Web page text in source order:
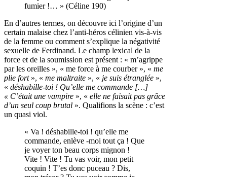
fumier !… » (Céline 190)
En d’autres termes, on découvre ici l’origine d’un
certain malaise chez l’anti-héros célinien vis-à-vis
de la femme ou comment s’explique la négativité
sexuelle de Ferdinand. Le champ lexical de la
force et de la soumission est présent : « m’agrippe
par les oreilles », « me force à me courber », « me
plie fort», « me maltraite », « je suis étranglée »,
« déshabille-toi ! Qu’elle me commande […]
« C’était une vampire », « elle ne faisait pas grâce
d’un seul coup brutal ». Qualifions la scène : c’est
un quasi viol.
« Va ! déshabille-toi ! qu’elle me
commande, enlève -moi tout ça ! Que
je voyer ton beau corps mignon !
Vite ! Vite ! Tu vas voir, mon petit
coquin ! T’es donc puceau ? Dis,